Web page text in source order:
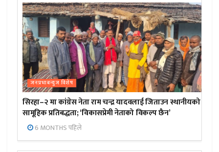
जनप्रभाबन्युज विशेष
सिरहा–२ मा कांग्रेस नेता राम चन्द्र यादवलाई जिताउन स्थानीयको
सामूहिक प्रतिबद्धता; ‘विकासप्रेमी नेताको विकल्प छैन’
6 MONTHS पहिले